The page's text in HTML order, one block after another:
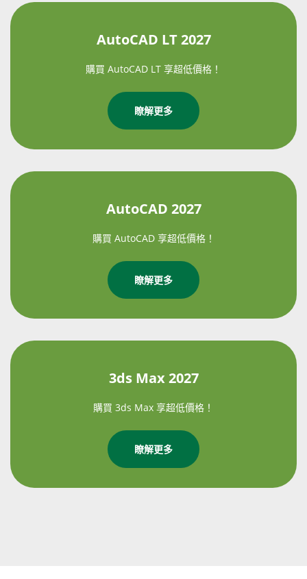
AutoCAD LT 2027
購買 AutoCAD LT 享超低價格！
瞭解更多
AutoCAD 2027
購買 AutoCAD 享超低價格！
瞭解更多
3ds Max 2027
購買 3ds Max 享超低價格！
瞭解更多